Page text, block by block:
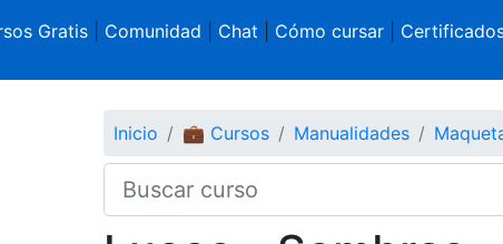
Gratis Comunidad Chat Cómo cursar|
Inicio 💼 Cursos Manualidades